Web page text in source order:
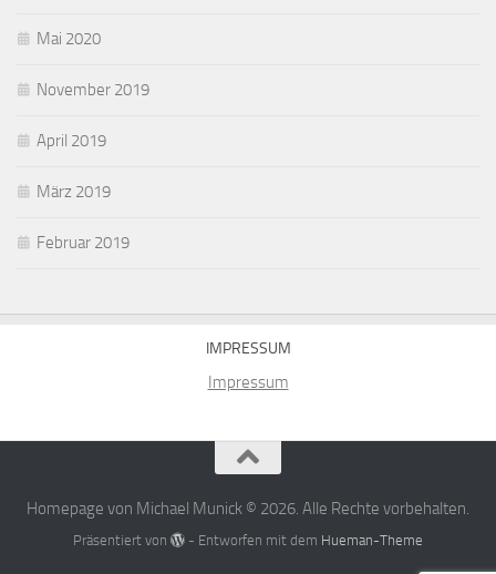
Mai 2020
November 2019
April 2019
März 2019
Februar 2019
IMPRESSUM
Impressum
Homepage von Michael Munick © 2026. Alle Rechte vorbehalten.
Präsentiert von - Entworfen mit dem Hueman-Theme